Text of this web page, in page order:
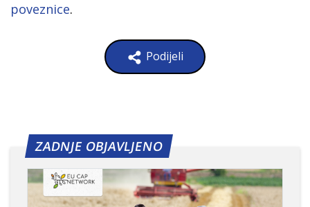
poveznice.
Podijeli
ZADNJE OBJAVLJENO